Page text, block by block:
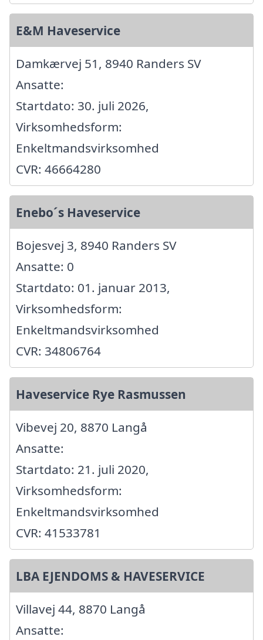
E&M Haveservice
Damkærvej 51, 8940 Randers SV
Ansatte:
Startdato: 30. juli 2026,
Virksomhedsform:
Enkeltmandsvirksomhed
CVR: 46664280
Enebo´s Haveservice
Bojesvej 3, 8940 Randers SV
Ansatte: 0
Startdato: 01. januar 2013,
Virksomhedsform:
Enkeltmandsvirksomhed
CVR: 34806764
Haveservice Rye Rasmussen
Vibevej 20, 8870 Langå
Ansatte:
Startdato: 21. juli 2020,
Virksomhedsform:
Enkeltmandsvirksomhed
CVR: 41533781
LBA EJENDOMS & HAVESERVICE
Villavej 44, 8870 Langå
Ansatte: